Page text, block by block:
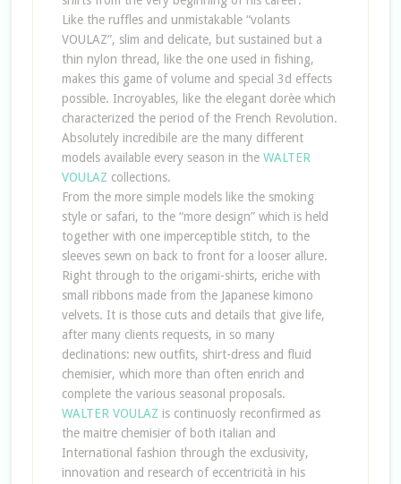
Like the ruffles and unmistakable “volants
VOULAZ”, slim and delicate, but sustained but a
thin nylon thread, like the one used in fishing,
makes this game of volume and special 3d effects
possible. Incroyables, like the elegant dorèe which
characterized the period of the French Revolution.
Absolutely incredibile are the many different
models available every season in the WALTER
VOULAZ collections.
From the more simple models like the smoking
style or safari, to the “more design” which is held
together with one imperceptible stitch, to the
sleeves sewn on back to front for a looser allure.
Right through to the origami-shirts, eriche with
small ribbons made from the Japanese kimono
velvets. It is those cuts and details that give life,
after many clients requests, in so many
declinations: new outfits, shirt-dress and fluid
chemisier, which more than often enrich and
complete the various seasonal proposals.
WALTER VOULAZ is continuosly reconfirmed as
the maitre chemisier of both italian and
International fashion through the exclusivity,
innovation and research of eccentricità in his